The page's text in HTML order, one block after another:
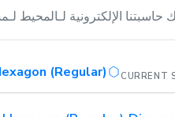
حاسبتنا الإلكترونية
CURRENT
(Regular)